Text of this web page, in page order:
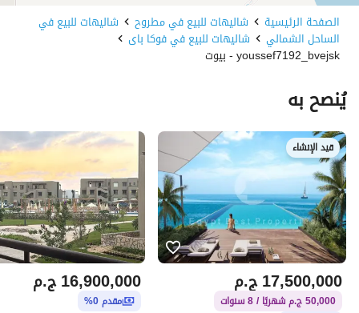
الصفحة الرئيسية شاليهات للبيع في مطروح شاليهات للبيع في
الساحل الشمالي شاليهات للبيع في فوكا باى
youssef7192_bvejsk - بيوت
يُنصح به
قيد الإنشاء
ج.م17,500,000
50,000 ج.م شهريًا / 8 سنوات
ج.م16,900,000
مقدم 0%